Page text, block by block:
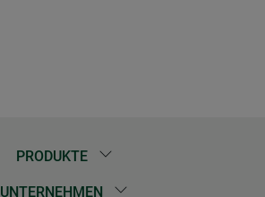
PRODUKTE
UNTERNEHMEN